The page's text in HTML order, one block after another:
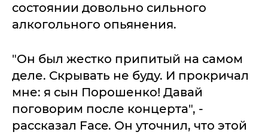
состоянии довольно сильного
алкогольного опьянения.
"Он был жестко припитый на самом
деле. Скрывать не буду. И прокричал
мне: я сын Порошенко! Давай
поговорим после концерта", -
рассказал Face. Он уточнил, что этой